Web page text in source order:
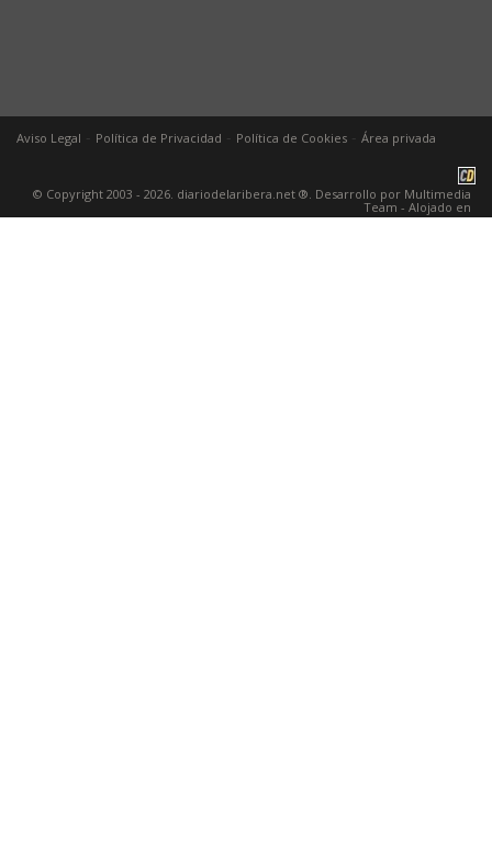
Aviso Legal Política de Privacidad Política de Cookies Área privada
© Copyright 2003 - 2026. diariodelaribera.net ®. Desarrollo por Multimedia
Team - Alojado en